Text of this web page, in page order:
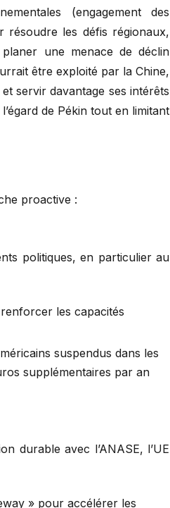
(engagement des
résoudre les défis régionaux,
une menace de déclin
être exploité par la Chine,
servir davantage ses intérêts
de Pékin tout en limitant
proactive :
politiques, en particulier au
les capacités
suspendus dans les
supplémentaires par an
durable avec l’ANASE, l’UE
» pour accélérer les